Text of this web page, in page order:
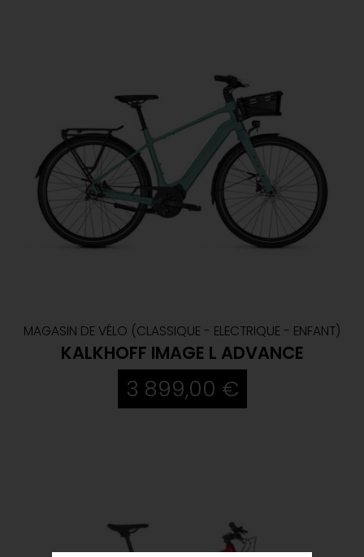
MAGASIN DE VÉLO (CLASSIQUE - ELECTRIQUE - ENFANT)
KALKHOFF IMAGE L ADVANCE
3 899,00 €